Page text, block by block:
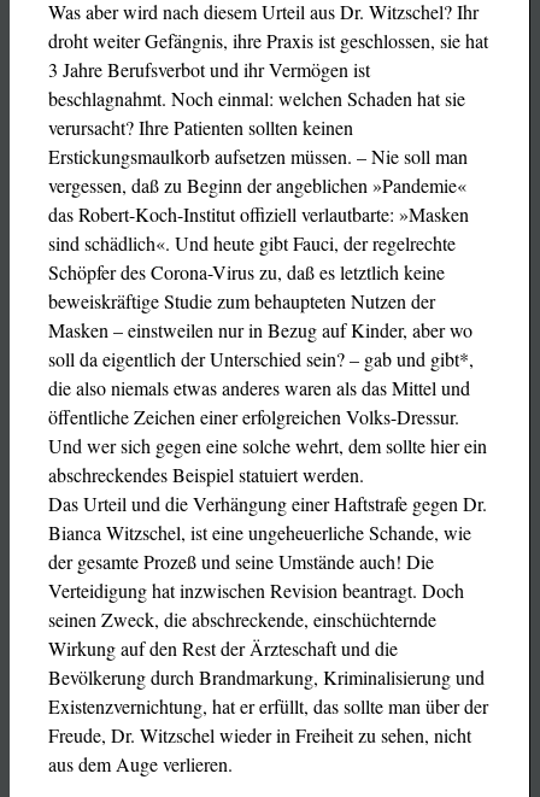
Was aber wird nach diesem Urteil aus Dr. Witzschel? Ihr
droht weiter Gefängnis, ihre Praxis ist geschlossen, sie hat
3 Jahre Berufsverbot und ihr Vermögen ist
beschlagnahmt. Noch einmal: welchen Schaden hat sie
verursacht? Ihre Patienten sollten keinen
Erstickungsmaulkorb aufsetzen müssen. – Nie soll man
vergessen, daß zu Beginn der angeblichen »Pandemie«
das Robert-Koch-Institut offiziell verlautbarte: »Masken
sind schädlich«. Und heute gibt Fauci, der regelrechte
Schöpfer des Corona-Virus zu, daß es letztlich keine
beweiskräftige Studie zum behaupteten Nutzen der
Masken – einstweilen nur in Bezug auf Kinder, aber wo
soll da eigentlich der Unterschied sein? – gab und gibt*,
die also niemals etwas anderes waren als das Mittel und
öffentliche Zeichen einer erfolgreichen Volks-Dressur.
Und wer sich gegen eine solche wehrt, dem sollte hier ein
abschreckendes Beispiel statuiert werden.
Das Urteil und die Verhängung einer Haftstrafe gegen Dr.
Bianca Witzschel, ist eine ungeheuerliche Schande, wie
der gesamte Prozeß und seine Umstände auch! Die
Verteidigung hat inzwischen Revision beantragt. Doch
seinen Zweck, die abschreckende, einschüchternde
Wirkung auf den Rest der Ärzteschaft und die
Bevölkerung durch Brandmarkung, Kriminalisierung und
Existenzvernichtung, hat er erfüllt, das sollte man über der
Freude, Dr. Witzschel wieder in Freiheit zu sehen, nicht
aus dem Auge verlieren.